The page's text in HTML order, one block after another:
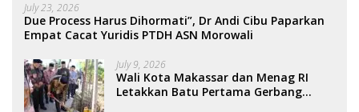
July 23, 2026
Due Process Harus Dihormati”, Dr Andi Cibu Paparkan
Empat Cacat Yuridis PTDH ASN Morowali
July 9, 2026
Wali Kota Makassar dan Menag RI
Letakkan Batu Pertama Gerbang